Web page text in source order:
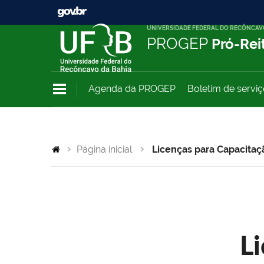
UNIVERSIDADE FEDERAL DO
PROGEP Pró-
Agenda da PROGEP Boletim de
Página inicial Licenças para